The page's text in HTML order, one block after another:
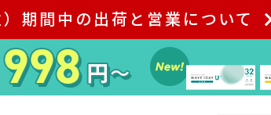
期間中の出荷と営業について